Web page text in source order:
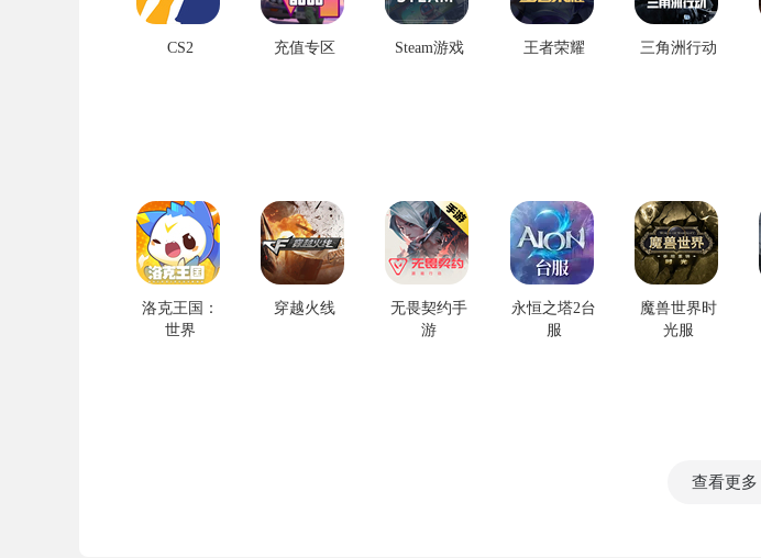
CS2 充值专区 Steam游戏 王者荣耀 三角洲行动
洛克王国：
世界
穿越火线
无畏契约手
游
永恒之塔2台
服
魔兽世界时
光服
查看更多